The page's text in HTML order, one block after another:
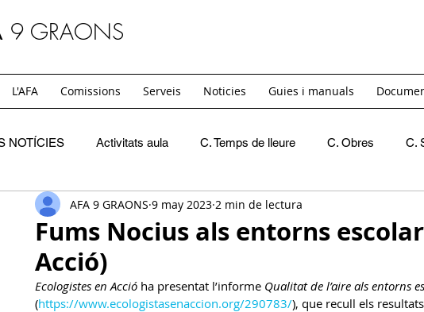
9 GRAONS
L'AFA Comissions Serveis Noticies Guies i manuals
NOTÍCIES Activitats aula C. Temps de lleure C. Obres C.
Festes SC. Extraescolars Recomanacions
Casals C. Mon i jo
Fums Nocius als entorns
Acció)
AFA 9 GRAONS 9 may 2023 2 min de lectura
Ecologistes en Acció ha presentat l’informe Qualitat de l’aire als entorns
(https://www.ecologistasenaccion.org/290783/), que recull els